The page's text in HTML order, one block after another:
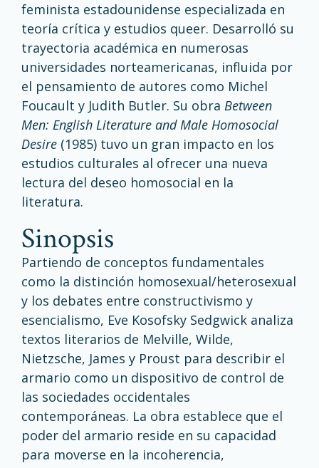
feminista estadounidense especializada en
teoría crítica y estudios queer. Desarrolló su
trayectoria académica en numerosas
universidades norteamericanas, influida por
el pensamiento de autores como Michel
Foucault y Judith Butler. Su obra Between
Men: English Literature and Male Homosocial
Desire (1985) tuvo un gran impacto en los
estudios culturales al ofrecer una nueva
lectura del deseo homosocial en la
literatura.
Sinopsis
Partiendo de conceptos fundamentales
como la distinción homosexual/heterosexual
y los debates entre constructivismo y
esencialismo, Eve Kosofsky Sedgwick analiza
textos literarios de Melville, Wilde,
Nietzsche, James y Proust para describir el
armario como un dispositivo de control de
las sociedades occidentales
contemporáneas. La obra establece que el
poder del armario reside en su capacidad
para moverse en la incoherencia,